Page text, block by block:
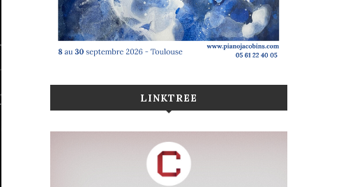
LINKTREE